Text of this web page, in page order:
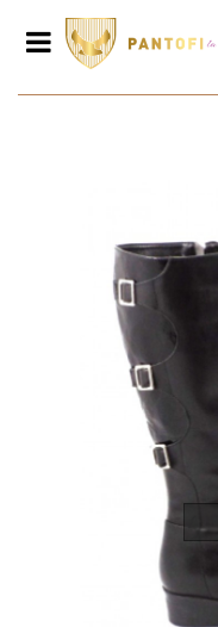
Cizme